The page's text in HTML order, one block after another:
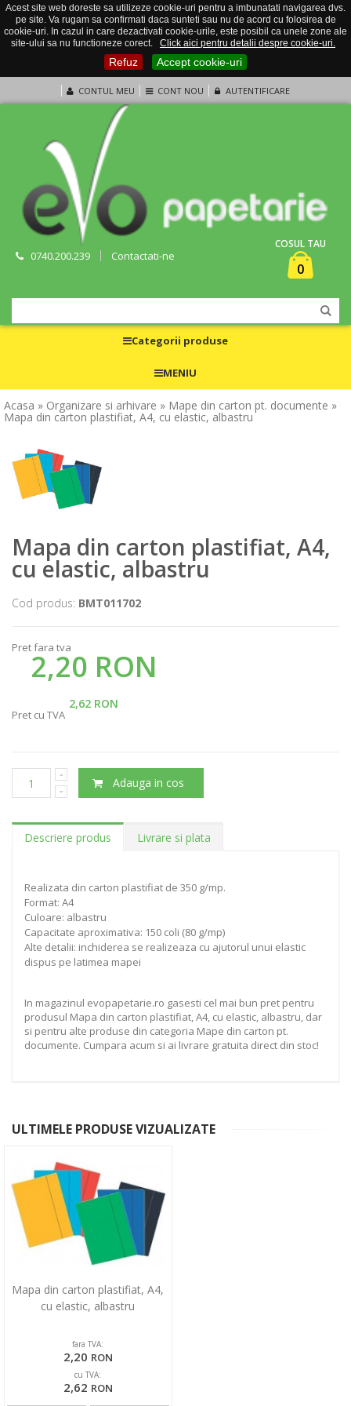
Acest site web doreste sa utilizeze cookie-uri pentru a imbunatati navigarea dvs.
pe site. Va rugam sa confirmati daca sunteti sau nu de acord cu folosirea de
cookie-uri. In cazul in care dezactivati cookie-urile, este posibil ca unele zone ale
site-ului sa nu functioneze corect.
Click aici pentru detalii despre cookie-uri.
Refuz Accept cookie-uri
CONTUL MEU CONT NOU AUTENTIFICARE
0740.200.239 Contactati-ne
COSUL TAU
0
Categorii produse
MENIU
Acasa » Organizare si arhivare » Mape din carton pt. documente »
Mapa din carton plastifiat, A4, cu elastic, albastru
Mapa din carton plastifiat, A4,
cu elastic, albastru
Cod produs: BMT011702
Pret fara tva
2,20 RON
2,62 RON
Pret cu TVA
Adauga in cos
Descriere produs Livrare si plata
Realizata din carton plastifiat de 350 g/mp.
Format: A4
Culoare: albastru
Capacitate aproximativa: 150 coli (80 g/mp)
Alte detalii: inchiderea se realizeaza cu ajutorul unui elastic
dispus pe latimea mapei
In magazinul evopapetarie.ro gasesti cel mai bun pret pentru
produsul Mapa din carton plastifiat, A4, cu elastic, albastru, dar
si pentru alte produse din categoria Mape din carton pt.
documente. Cumpara acum si ai livrare gratuita direct din stoc!
ULTIMELE PRODUSE VIZUALIZATE
Mapa din carton plastifiat, A4,
cu elastic, albastru
fara TVA:
2,20 RON
cu TVA:
2,62 RON